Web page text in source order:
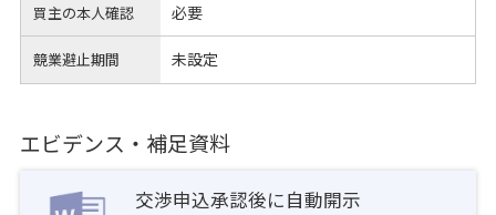
買主の本人確認 必要
競業避止期間 未設定
エビデンス・補足資料
交渉申込承認後に自動開示